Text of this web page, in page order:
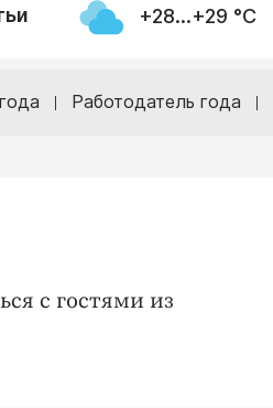
+28...+29 °С
Работодатель года
с гостями из